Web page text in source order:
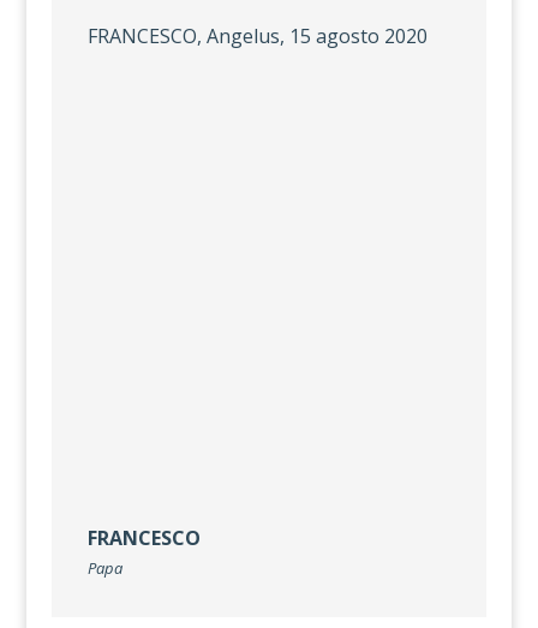
FRANCESCO, Angelus, 15 agosto 2020
FRANCESCO
Papa